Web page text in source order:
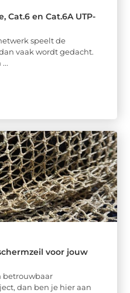
Cat.6 en Cat.6A UTP-
speelt de
vaak wordt gedacht.
voor jouw
betrouwbaar
dan ben je hier aan